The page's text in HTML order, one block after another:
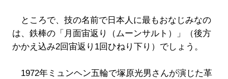
ところで、技の名前で日本人に最もおなじみなの
は、鉄棒の「月面宙返り（ムーンサルト）」（後方
かかえ込み2回宙返り1回ひねり下り）でしょう。
1972年ミュンヘン五輪で塚原光男さんが演じた革